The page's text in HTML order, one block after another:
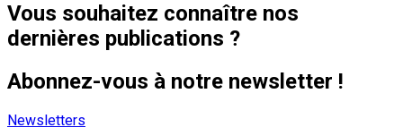
Vous souhaitez connaître nos
dernières publications ?
Abonnez-vous à notre newsletter !
Newsletters